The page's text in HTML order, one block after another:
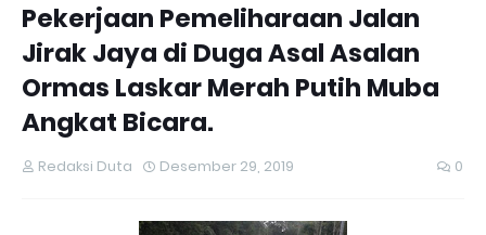
Pekerjaan Pemeliharaan Jalan
Jirak Jaya di Duga Asal Asalan
Ormas Laskar Merah Putih Muba
Angkat Bicara.
Redaksi Duta Desember 29, 2019 0